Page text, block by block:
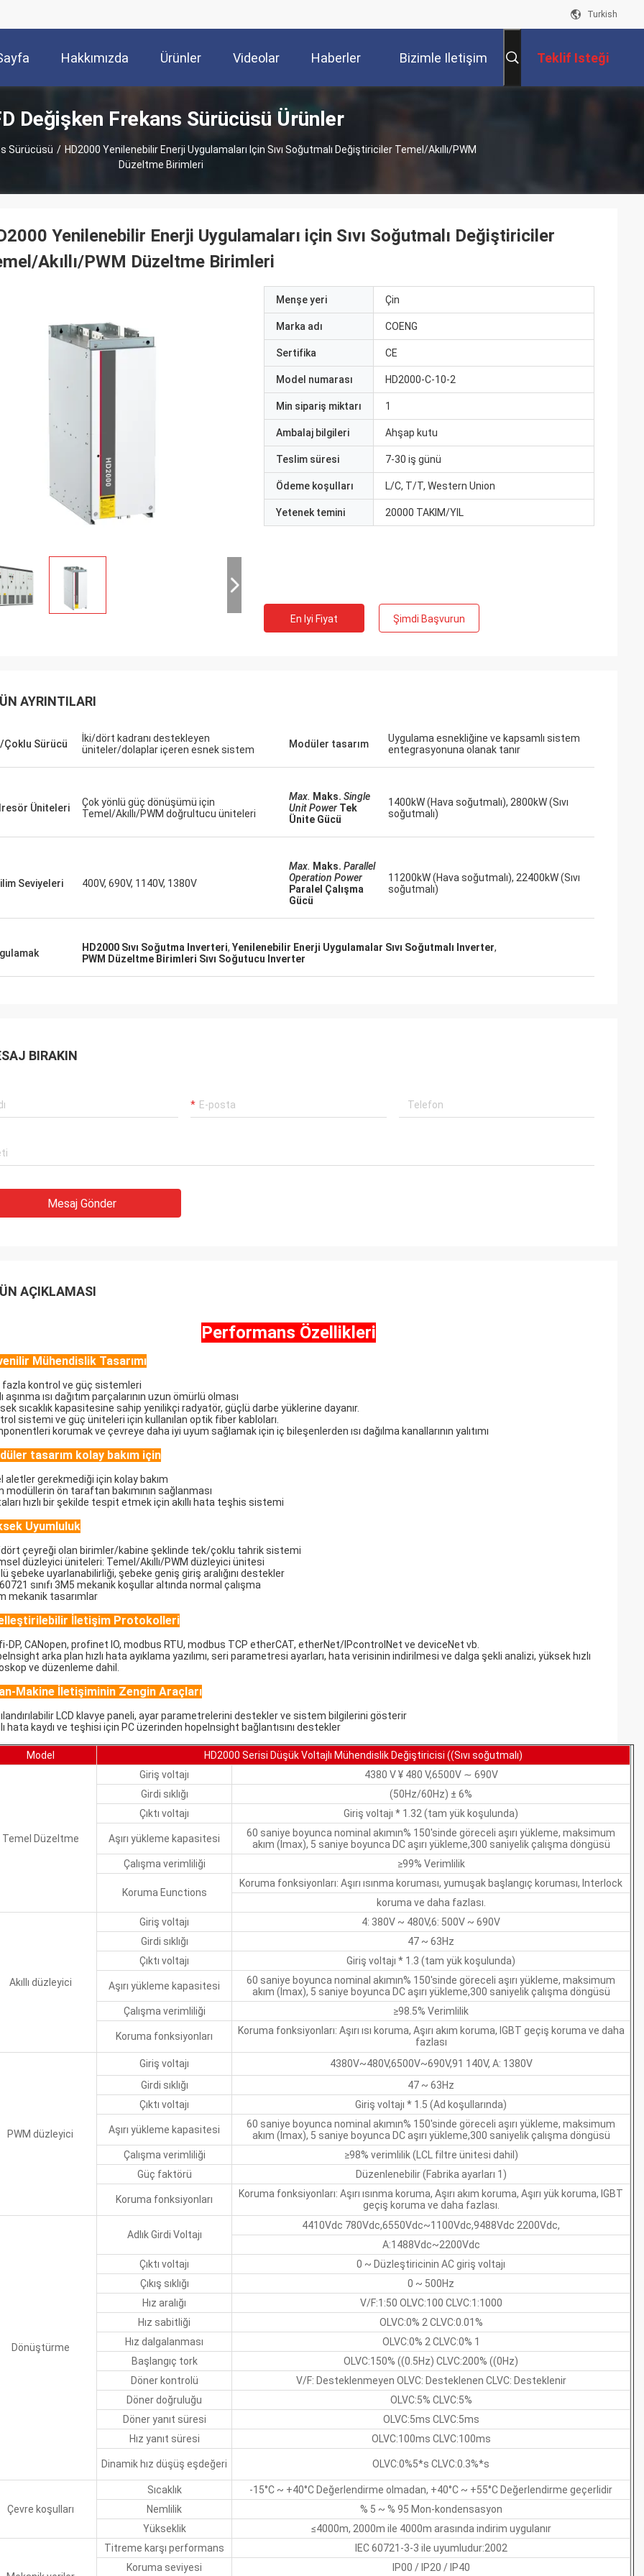
Turkish
Hakkımızda Ürünler Videolar Haberler Bizimle Iletişim Teklif Isteği
Değişken Frekans Sürücüsü Ürünler
Sürücüsü / HD2000 Yenilenebilir Enerji Uygulamaları Için Sıvı Soğutmalı Değiştiriciler Temel/Akıllı/PWM
Düzeltme Birimleri
sipariş, hatasız bir şekilde
ve şaşırtıcı bir hızla gönderildi.
iletişimi daha sağlam.
ve bu bileşenlerin sağlam
etkilendik. Baştan sona
sağlıyor. Kalitesi, kullandığımız bazı büyük
markaları geride bırakıyor ve maliyeti de
çok daha düşük. Özel uygulamalar için
tedarikçimizden daha uygun fiyatlıydı.
İstikrarı, sık sık yaşanan arıza
sorunlarımızı ortadan kaldırdı. Olağanüstü
güvenilir bir ortak.
Yenilenebilir Enerji Uygulamaları için Sıvı Soğutmalı Değiştiriciler
Akıllı/PWM Düzeltme Birimleri
Menşe yeri Çin
Marka adı COENG
Sertifika CE
Model numarası HD2000-C-10-2
Min sipariş miktarı 1
Ambalaj bilgileri Ahşap kutu
Teslim süresi 7-30 iş günü
Ödeme koşulları L/C, T/T, Western Union
Yetenek temini 20000 TAKIM/YIL
En Iyi Fiyat Şimdi Başvurun
AYRINTILARI
Çoklu Sürücü
İki/dört kadranı destekleyen
üniteler/dolaplar içeren esnek sistem
Modüler tasarım
Uygulama esnekliğine ve kapsamlı sistem
entegrasyonuna olanak tanır
Üniteleri
Çok yönlü güç dönüşümü için
Temel/Akıllı/PWM doğrultucu üniteleri
Max. Maks. Single
Unit Power Tek
Ünite Gücü
1400kW (Hava soğutmalı), 2800kW (Sıvı
soğutmalı)
Seviyeleri 400V, 690V, 1140V, 1380V
Max. Maks. Parallel
Operation Power
Paralel Çalışma
Gücü
11200kW (Hava soğutmalı), 22400kW (Sıvı
soğutmalı)
HD2000 Sıvı Soğutma Inverteri, Yenilenebilir Enerji Uygulamalar Sıvı Soğutmalı Inverter,
PWM Düzeltme Birimleri Sıvı Soğutucu Inverter
BIRAKIN
Mesaj Gönder
AÇIKLAMASI
Performans Özellikleri
Mühendislik Tasarımı
fazla kontrol ve güç sistemleri
aşınma ısı dağıtım parçalarının uzun ömürlü olması
sıcaklık kapasitesine sahip yenilikçi radyatör, güçlü darbe yüklerine dayanır.
sistemi ve güç üniteleri için kullanılan optik fiber kabloları.
korumak ve çevreye daha iyi uyum sağlamak için iç bileşenlerden ısı dağılma kanallarının yalıtımı
tasarım kolay bakım için
aletler gerekmediği için kolay bakım
modüllerin ön taraftan bakımının sağlanması
hızlı bir şekilde tespit etmek için akıllı hata teşhis sistemi
Uyumluluk
çeyreği olan birimler/kabine şeklinde tek/çoklu tahrik sistemi
düzleyici üniteleri: Temel/Akıllı/PWM düzleyici ünitesi
şebeke uyarlanabilirliği, şebeke geniş giriş aralığını destekler
sınıfı 3M5 mekanik koşullar altında normal çalışma
mekanik tasarımlar
İletişim Protokolleri
DP, CANopen, profinet lO, modbus RTU, modbus TCP etherCAT, etherNet/lPcontrolNet ve deviceNet vb.
arka plan hızlı hata ayıklama yazılımı, seri parametresi ayarları, hata verisinin indirilmesi ve dalga şekli analizi, yüksek hızlı
ve düzenleme dahil.
Makine İletişiminin Zengin Araçları
LCD klavye paneli, ayar parametrelerini destekler ve sistem bilgilerini gösterir
hata kaydı ve teşhisi için PC üzerinden hopelnsight bağlantısını destekler
Model HD2000 Serisi Düşük Voltajlı Mühendislik Değiştiricisi ((Sıvı soğutmalı)
Temel Düzeltme
Giriş voltajı
4380 V ¥ 480 V,6500V ∼ 690V
Girdi sıklığı
(50Hz/60Hz) ± 6%
Çıktı voltajı
Giriş voltajı * 1.32 (tam yük koşulunda)
Aşırı yükleme kapasitesi
60 saniye boyunca nominal akımın% 150'sinde göreceli aşırı yükleme, maksimum
akım (Imax), 5 saniye boyunca DC aşırı yükleme,300 saniyelik çalışma döngüsü
Çalışma verimliliği
≥99% Verimlilik
Koruma Eunctions
Koruma fonksiyonları: Aşırı ısınma koruması, yumuşak başlangıç koruması, Interlock
koruma ve daha fazlası.
Akıllı düzleyici
Giriş voltajı
4: 380V ~ 480V,6: 500V ~ 690V
Girdi sıklığı
47 ~ 63Hz
Çıktı voltajı
Giriş voltajı * 1.3 (tam yük koşulunda)
Aşırı yükleme kapasitesi
60 saniye boyunca nominal akımın% 150'sinde göreceli aşırı yükleme, maksimum
akım (Imax), 5 saniye boyunca DC aşırı yükleme,300 saniyelik çalışma döngüsü
Çalışma verimliliği
≥98.5% Verimlilik
Koruma fonksiyonları
Koruma fonksiyonları: Aşırı ısı koruma, Aşırı akım koruma, IGBT geçiş koruma ve daha
fazlası
PWM düzleyici
Giriş voltajı
4380V~480V,6500V~690V,91 140V, A: 1380V
Girdi sıklığı
47 ~ 63Hz
Çıktı voltajı
Giriş voltajı * 1.5 (Ad koşullarında)
Aşırı yükleme kapasitesi
60 saniye boyunca nominal akımın% 150'sinde göreceli aşırı yükleme, maksimum
akım (Imax), 5 saniye boyunca DC aşırı yükleme,300 saniyelik çalışma döngüsü
Çalışma verimliliği
≥98% verimlilik (LCL filtre ünitesi dahil)
Güç faktörü
Düzenlenebilir (Fabrika ayarları 1)
Koruma fonksiyonları
Koruma fonksiyonları: Aşırı ısınma koruma, Aşırı akım koruma, Aşırı yük koruma, IGBT
geçiş koruma ve daha fazlası.
Dönüştürme
Adlık Girdi Voltajı
4410Vdc 780Vdc,6550Vdc~1100Vdc,9488Vdc 2200Vdc,
A:1488Vdc~2200Vdc
Çıktı voltajı
0 ~ Düzleştiricinin AC giriş voltajı
Çıkış sıklığı
0 ~ 500Hz
Hız aralığı
V/F:1:50 OLVC:100 CLVC:1:1000
Hız sabitliği
OLVC:0% 2 CLVC:0.01%
Hız dalgalanması
OLVC:0% 2 CLVC:0% 1
Başlangıç tork
OLVC:150% ((0.5Hz) CLVC:200% ((0Hz)
Döner kontrolü
V/F: Desteklenmeyen OLVC: Desteklenen CLVC: Desteklenir
Döner doğruluğu
OLVC:5% CLVC:5%
Döner yanıt süresi
OLVC:5ms CLVC:5ms
Hız yanıt süresi
OLVC:100ms CLVC:100ms
Dinamik hız düşüş eşdeğeri OLVC:0%5*s CLVC:0.3%*s
Çevre koşulları
Sıcaklık
-15°C ~ +40°C Değerlendirme olmadan, +40°C ~ +55°C Değerlendirme geçerlidir
Nemlilik
% 5 ~ % 95 Mon-kondensasyon
Yükseklik
≤4000m, 2000m ile 4000m arasında indirim uygulanır
Titreme karşı performans
IEC 60721-3-3 ile uyumludur:2002
Koruma seviyesi
IP00 / IP20 / IP40